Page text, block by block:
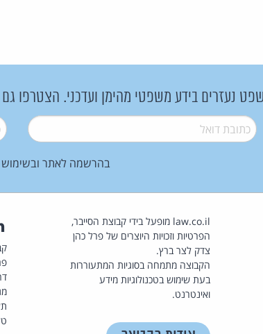
נעזרים בידע משפטי מהימן ועדכני. הצטרפו
דואל*
בהרשמה לאתר
law.co.il מופעל בידי קבוצת הסייבר,
הפרטיות וזכויות היוצרים של פרל כהן
צדק לצר ברץ.
הקבוצה מתמחה בסוגיות המתעוררות
בעת שימוש בטכנולוגיות מידע
ואינטרנט.
טל':